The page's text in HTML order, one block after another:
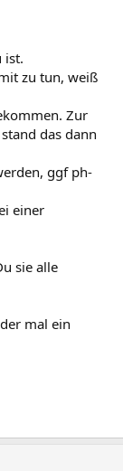
ist.
zu tun, weiß
Zur
das dann
ggf ph-
einer
sie alle
mal ein